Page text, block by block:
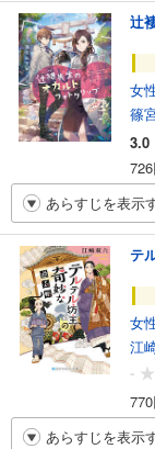
辻
女
篠
3.0
あらすじを表示
テ
女
江
-
あらすじを表示